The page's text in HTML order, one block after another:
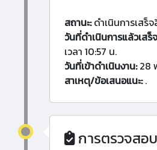
สถานะ:ดำเนินการเสร็
วันที่ดำเนินการแล้วเสร็
เวลา 10:57 น.
วันที่เข้าดำเนินงาน:28
สาเหตุ/ข้อเสนอแนะ:.
การตรวจสอบ